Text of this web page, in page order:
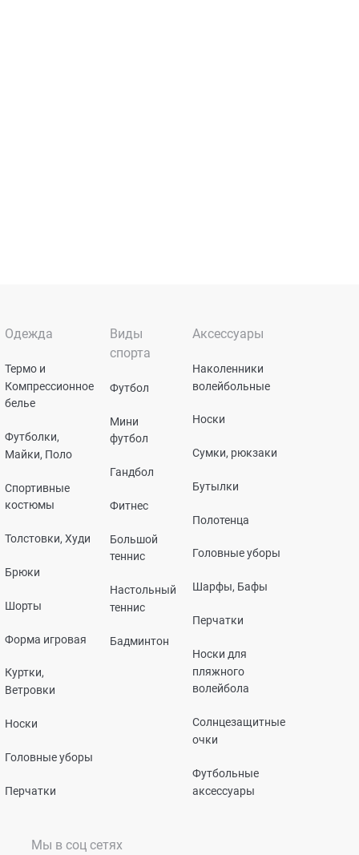
Одежда
Термо и
Компрессионное
белье
Футболки,
Майки, Поло
Спортивные
костюмы
Толстовки, Худи
Брюки
Шорты
Форма игровая
Куртки,
Ветровки
Носки
Головные уборы
Перчатки
Виды
спорта
Футбол
Мини
футбол
Гандбол
Фитнес
Большой
теннис
Настольный
теннис
Бадминтон
Аксессуары
Наколенники
волейбольные
Носки
Сумки, рюкзаки
Бутылки
Полотенца
Головные уборы
Шарфы, Бафы
Перчатки
Носки для
пляжного
волейбола
Солнцезащитные
очки
Футбольные
аксессуары
Мы в соц сетях